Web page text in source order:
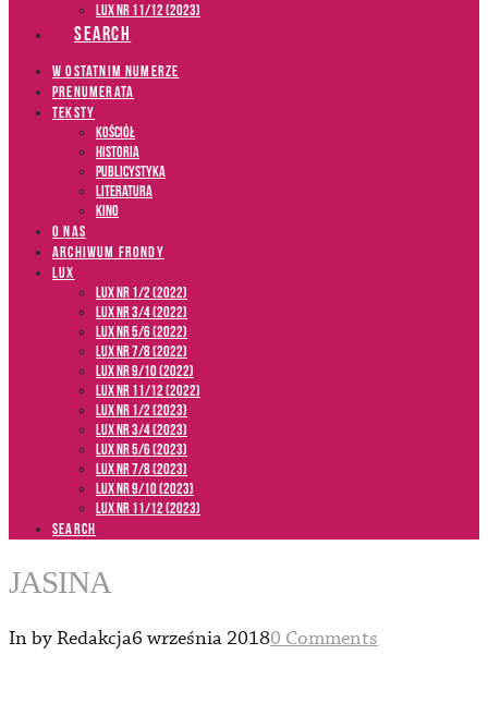
LUX NR 11/12 (2023)
SEARCH
W OSTATNIM NUMERZE
PRENUMERATA
TEKSTY
Kościół
Historia
Publicystyka
Literatura
Kino
O NAS
ARCHIWUM FRONDY
LUX
LUX NR 1/2 (2022)
LUX NR 3/4 (2022)
LUX NR 5/6 (2022)
LUX NR 7/8 (2022)
LUX nr 9/10 (2022)
LUX NR 11/12 (2022)
LUX NR 1/2 (2023)
LUX NR 3/4 (2023)
LUX NR 5/6 (2023)
LUX NR 7/8 (2023)
LUX NR 9/10 (2023)
LUX NR 11/12 (2023)
SEARCH
JASINA
In by Redakcja6 września 20180 Comments